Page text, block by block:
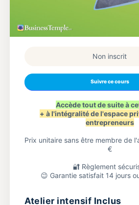
Non inscrit
Suivre ce cours
Accède tout de suite à
+ à l'intégralité de l'espace
entrepreneurs
Prix unitaire sans être membre de
€
🔐 Règlement
😉 Garantie satisfait 14 jours
Atelier intensif Inclus